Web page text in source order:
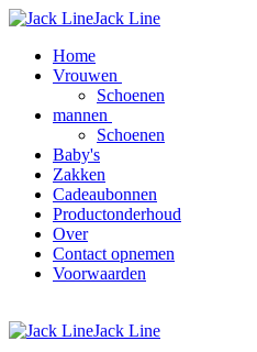
Jack Line
Home
Vrouwen
Schoenen
mannen
Schoenen
Baby's
Zakken
Cadeaubonnen
Productonderhoud
Over
Contact opnemen
Voorwaarden
Jack Line